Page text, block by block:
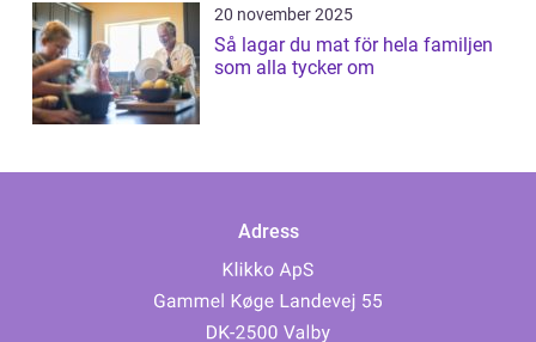
20 november 2025
Så lagar du mat för hela familjen
som alla tycker om
Adress